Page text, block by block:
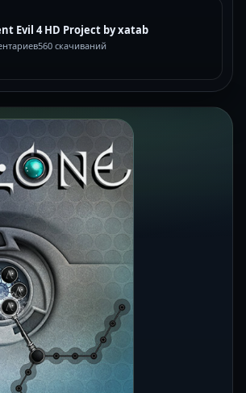
Evil 4 HD Project by xatab
560 скачиваний